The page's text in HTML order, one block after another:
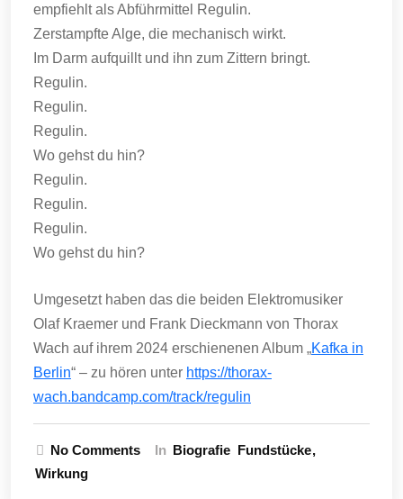
empfiehlt als Abführmittel Regulin.
Zerstampfte Alge, die mechanisch wirkt.
Im Darm aufquillt und ihn zum Zittern bringt.
Regulin.
Regulin.
Regulin.
Wo gehst du hin?
Regulin.
Regulin.
Regulin.
Wo gehst du hin?
Umgesetzt haben das die beiden Elektromusiker
Olaf Kraemer und Frank Dieckmann von Thorax
Wach auf ihrem 2024 erschienenen Album „Kafka in
Berlin“ – zu hören unter https://thorax-
wach.bandcamp.com/track/regulin
No Comments In Biografie Fundstücke
Wirkung